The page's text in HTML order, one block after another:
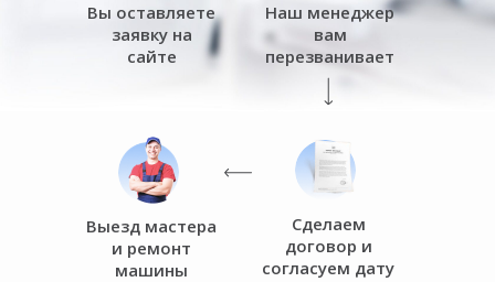
Выезд мастера
и ремонт
машины
Сделаем
договор и
согласуем дату
Наш менеджер
вам
перезванивает
Вы оставляете
заявку на
сайте